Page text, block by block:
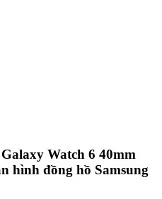
Watch 6 40mm
hình đồng hồ Samsung